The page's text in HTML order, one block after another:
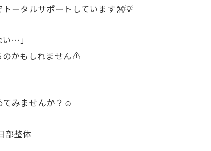
ータルサポートしています👐💡
…」
のかもしれません⚠️
てみませんか？☺️
部整体